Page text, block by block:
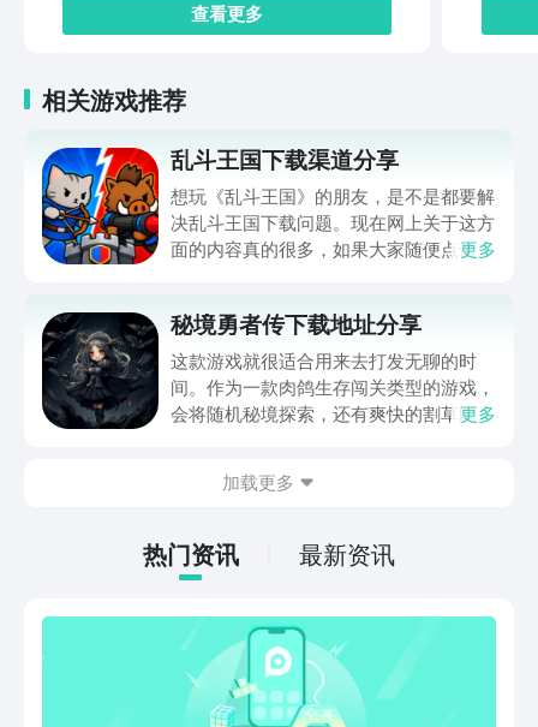
查看更多
相关游戏推荐
乱斗王国下载渠道分享
想玩《乱斗王国》的朋友，是不是都要解
决乱斗王国下载问题。现在网上关于这方
面的内容真的很多，如果大家随便点击陌
app进行下载会更加方便，九游是手游福
利最多的游戏平台，在这里不仅能够看到
游戏资源，还能及时查看后续的消息、活
动内容等相关信息。
更多
秘境勇者传下载地址分享
这款游戏就很适合用来去打发无聊的时
间。作为一款肉鸽生存闯关类型的游戏，
会将随机秘境探索，还有爽快的割草闯关
接就可以下载。游戏的上手门槛还是比较
打发无聊的时间，可玩性真的比较高。
更多
加载更多
热门资讯 最新资讯